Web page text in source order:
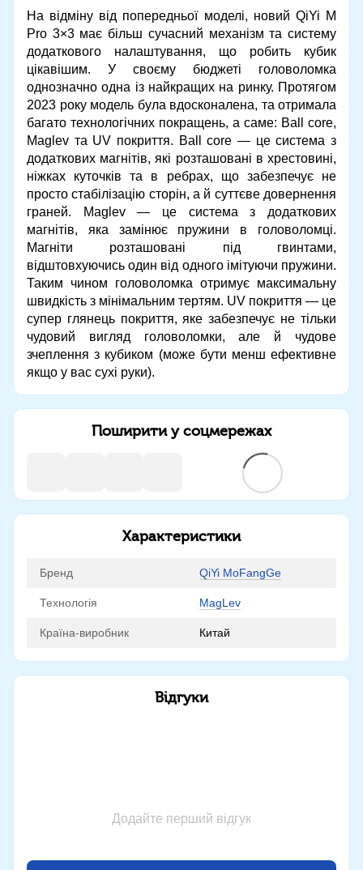
На відміну від попередньої моделі, новий QiYi M
Pro 3×3 має більш сучасний механізм та систему
додаткового налаштування, що робить кубик
цікавішим. У своєму бюджеті головоломка
однозначно одна із найкращих на ринку. Протягом
2023 року модель була вдосконалена, та отримала
багато технологічних покращень, а саме: Ball core,
Maglev та UV покриття. Ball core — це система з
додаткових магнітів, які розташовані в хрестовині,
ніжках куточків та в ребрах, що забезпечує не
просто стабілізацію сторін, а й суттєве довернення
граней. Maglev — це система з додаткових
магнітів, яка замінює пружини в головоломці.
Магніти розташовані під гвинтами,
відштовхуючись один від одного імітуючи пружини.
Таким чином головоломка отримує максимальну
швидкість з мінімальним тертям. UV покриття — це
супер глянець покриття, яке забезпечує не тільки
чудовий вигляд головоломки, але й чудове
зчеплення з кубиком (може бути менш ефективне
якщо у вас сухі руки).
Поширити у соцмережах
Характеристики
Бренд QiYi MoFangGe
Технологія MagLev
Країна-виробник Китай
Відгуки
Додайте перший відгук